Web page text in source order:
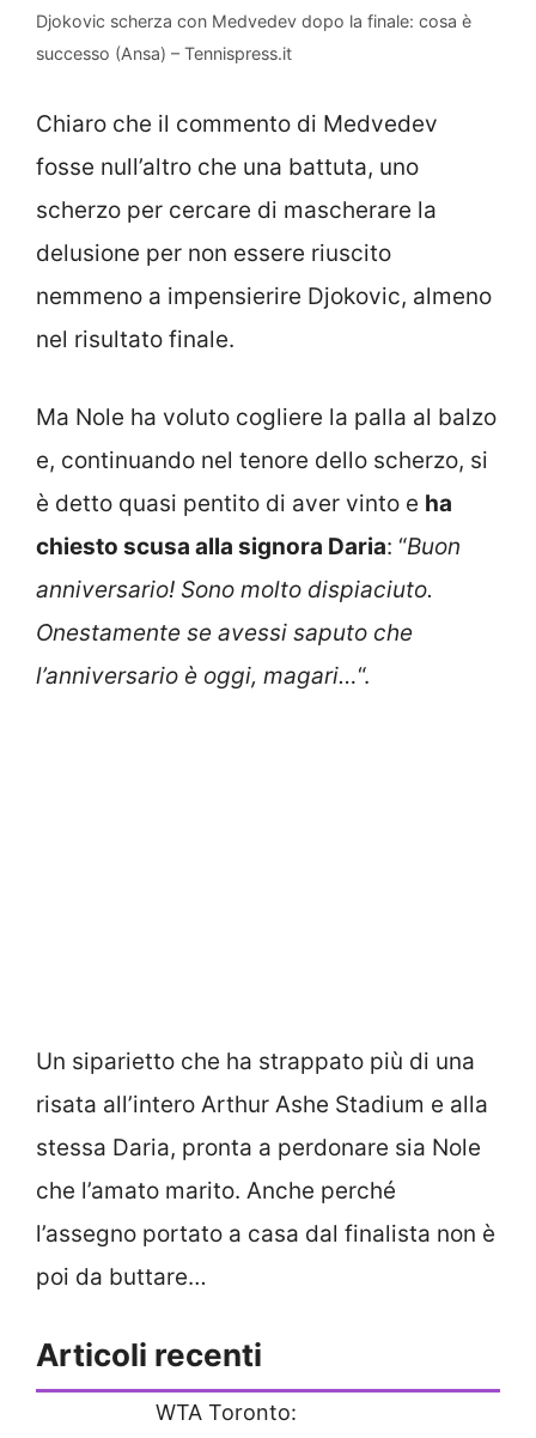
Djokovic scherza con Medvedev dopo la finale: cosa è
successo (Ansa) – Tennispress.it
Chiaro che il commento di Medvedev
fosse null’altro che una battuta, uno
scherzo per cercare di mascherare la
delusione per non essere riuscito
nemmeno a impensierire Djokovic, almeno
nel risultato finale.
Ma Nole ha voluto cogliere la palla al balzo
e, continuando nel tenore dello scherzo, si
è detto quasi pentito di aver vinto e ha
chiesto scusa alla signora Daria: “Buon
anniversario! Sono molto dispiaciuto.
Onestamente se avessi saputo che
l’anniversario è oggi, magari…“.
Un siparietto che ha strappato più di una
risata all’intero Arthur Ashe Stadium e alla
stessa Daria, pronta a perdonare sia Nole
che l’amato marito. Anche perché
l’assegno portato a casa dal finalista non è
poi da buttare…
Articoli recenti
WTA Toronto: